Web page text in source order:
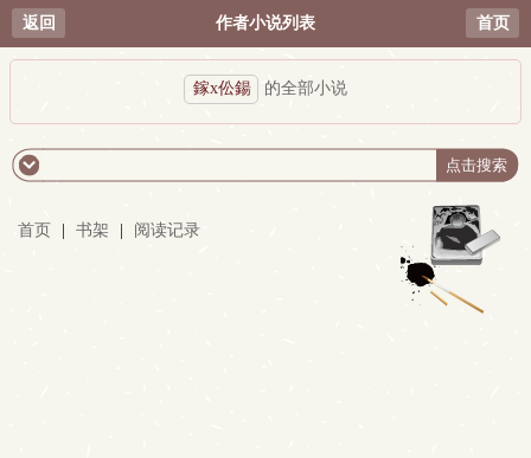
返回 作者小说列表 首页
鎵х伀鍚 的全部小说
首页 书架 阅读记录